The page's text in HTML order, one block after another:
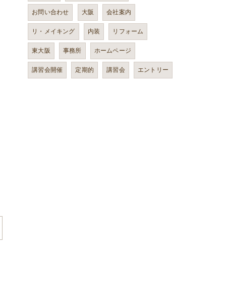
お問い合わせ 大阪 会社案内
リ・メイキング 内装 リフォーム
東大阪 事務所 ホームページ
講習会開催 定期的 講習会 エントリー